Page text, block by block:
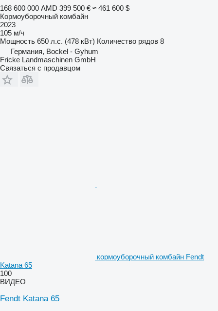
168 600 000 AMD 399 500 € ≈ 461 600 $
Кормоуборочный комбайн
2023
105 м/ч
Мощность 650 л.с. (478 кВт) Количество рядов 8
Германия, Bockel - Gyhum
Fricke Landmaschinen GmbH
Связаться с продавцом
кормоуборочный комбайн Fendt
Katana 65
100
ВИДЕО
Fendt Katana 65